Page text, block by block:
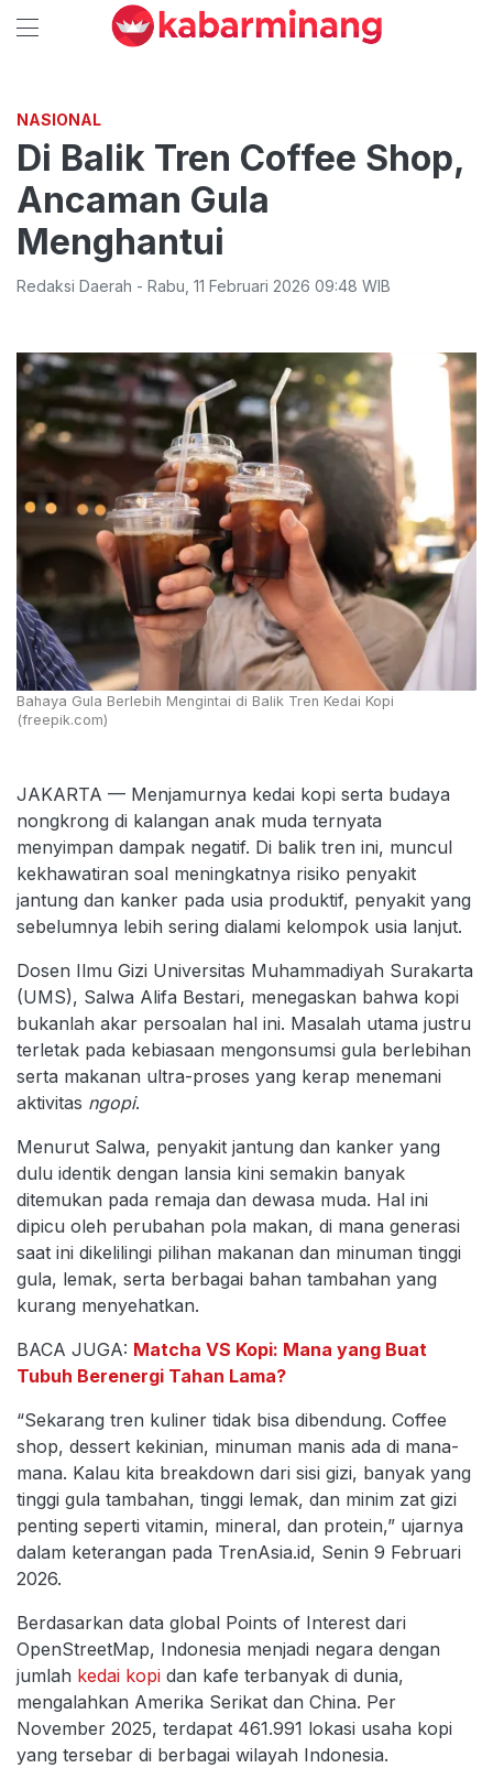
NASIONAL
Di Balik Tren Coffee Shop,
Ancaman Gula
Menghantui
Redaksi Daerah - Rabu 11 Februari 2026 09:48 WIB
Bahaya Gula Berlebih Mengintai di Balik Tren Kedai Kopi
(freepik.com)
JAKARTA — Menjamurnya kedai kopi serta budaya
nongkrong di kalangan anak muda ternyata
menyimpan dampak negatif. Di balik tren ini, muncul
kekhawatiran soal meningkatnya risiko penyakit
jantung dan kanker pada usia produktif, penyakit yang
sebelumnya lebih sering dialami kelompok usia lanjut.
Dosen Ilmu Gizi Universitas Muhammadiyah Surakarta
(UMS), Salwa Alifa Bestari, menegaskan bahwa kopi
bukanlah akar persoalan hal ini. Masalah utama justru
terletak pada kebiasaan mengonsumsi gula berlebihan
serta makanan ultra-proses yang kerap menemani
aktivitas ngopi.
Menurut Salwa, penyakit jantung dan kanker yang
dulu identik dengan lansia kini semakin banyak
ditemukan pada remaja dan dewasa muda. Hal ini
dipicu oleh perubahan pola makan, di mana generasi
saat ini dikelilingi pilihan makanan dan minuman tinggi
gula, lemak, serta berbagai bahan tambahan yang
kurang menyehatkan.
BACA JUGA: Matcha VS Kopi: Mana yang Buat
Tubuh Berenergi Tahan Lama?
“Sekarang tren kuliner tidak bisa dibendung. Coffee
shop, dessert kekinian, minuman manis ada di mana-
mana. Kalau kita breakdown dari sisi gizi, banyak yang
tinggi gula tambahan, tinggi lemak, dan minim zat gizi
penting seperti vitamin, mineral, dan protein,” ujarnya
dalam keterangan pada TrenAsia.id, Senin 9 Februari
2026.
Berdasarkan data global Points of Interest dari
OpenStreetMap, Indonesia menjadi negara dengan
jumlah kedai kopi dan kafe terbanyak di dunia,
mengalahkan Amerika Serikat dan China. Per
November 2025, terdapat 461.991 lokasi usaha kopi
yang tersebar di berbagai wilayah Indonesia.